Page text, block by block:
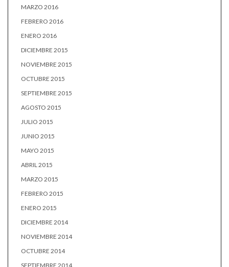
MARZO 2016
FEBRERO 2016
ENERO 2016
DICIEMBRE 2015
NOVIEMBRE 2015
OCTUBRE 2015
SEPTIEMBRE 2015
AGOSTO 2015
JULIO 2015
JUNIO 2015
MAYO 2015
ABRIL 2015
MARZO 2015
FEBRERO 2015
ENERO 2015
DICIEMBRE 2014
NOVIEMBRE 2014
OCTUBRE 2014
SEPTIEMBRE 2014